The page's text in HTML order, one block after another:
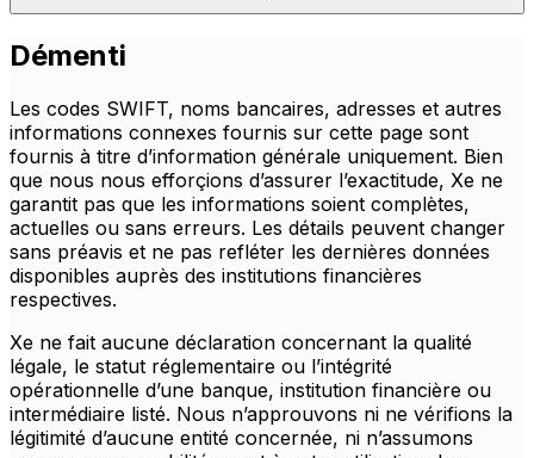
Démenti
Les codes SWIFT, noms bancaires, adresses et autres
informations connexes fournis sur cette page sont
fournis à titre d’information générale uniquement. Bien
que nous nous efforçions d’assurer l’exactitude, Xe ne
garantit pas que les informations soient complètes,
actuelles ou sans erreurs. Les détails peuvent changer
sans préavis et ne pas refléter les dernières données
disponibles auprès des institutions financières
respectives.
Xe ne fait aucune déclaration concernant la qualité
légale, le statut réglementaire ou l’intégrité
opérationnelle d’une banque, institution financière ou
intermédiaire listé. Nous n’approuvons ni ne vérifions la
légitimité d’aucune entité concernée, ni n’assumons